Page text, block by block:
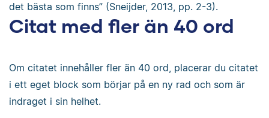
det bästa som finns” (Sneijder, 2013, pp. 2-3).
Citat med fler än 40 ord
Om citatet innehåller fler än 40 ord, placerar du citatet
i ett eget block som börjar på en ny rad och som är
indraget i sin helhet.